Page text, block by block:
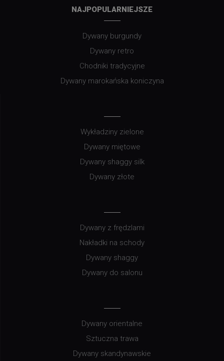
NAJPOPULARNIEJSZE
Dywany burgundy
Dywany retro
Chodniki tradycyjne
Dywany marokańska koniczyna
Wykładziny zielone
Dywany miętowe
Dywany shaggy silk
Dywany złote
Dywany z frędzlami
Nakładki na schody
Dywany shaggy
Dywany do salonu
Dywany orientalne
Sztuczna trawa
Dywany skandynawskie